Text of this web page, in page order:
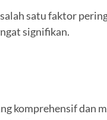
satu faktor
signifikan.
komprehensif dan